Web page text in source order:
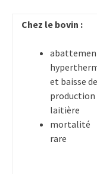
Chez le bovin :
et baisse de
production
laitière
mortalité
rare